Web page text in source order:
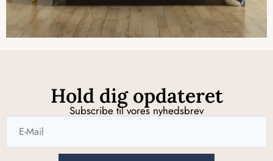
Hold dig opdateret
Subscribe til vores nyhedsbrev